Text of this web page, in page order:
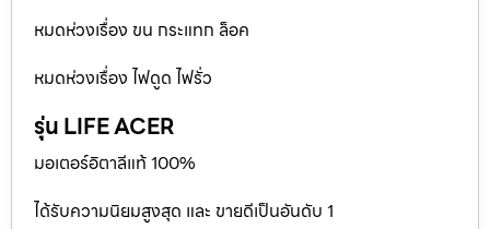
หมดห่วงเรื่อง ขน กระแทก ล็อค
หมดห่วงเรื่อง ไฟดูด ไฟรั่ว
รุ่น LIFE ACER
มอเตอร์อิตาลีแท้ 100%
ได้รับความนิยมสูงสุด และ ขายดีเป็นอันดับ 1